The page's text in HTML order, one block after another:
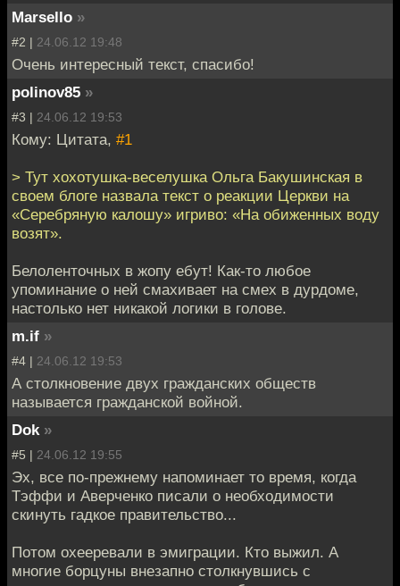
Marsello »
#2 | 24.06.12 19:48
Очень интересный текст, спасибо!
polinov85 »
#3 | 24.06.12 19:53
Кому: Цитата, #1
> Тут хохотушка-веселушка Ольга Бакушинская в
своем блоге назвала текст о реакции Церкви на
«Серебряную калошу» игриво: «На обиженных воду
возят».
Белоленточных в жопу ебут! Как-то любое
упоминание о ней смахивает на смех в дурдоме,
настолько нет никакой логики в голове.
m.if »
#4 | 24.06.12 19:53
А столкновение двух гражданских обществ
называется гражданской войной.
Dok »
#5 | 24.06.12 19:55
Эх, все по-прежнему напоминает то время, когда
Тэффи и Аверченко писали о необходимости
скинуть гадкое правительство...
Потом охееревали в эмиграции. Кто выжил. А
многие борцуны внезапно столкнувшись с